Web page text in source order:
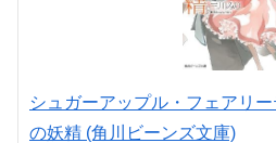
シュガーアップル・フェアリ
の妖精 (角川ビーンズ文庫)